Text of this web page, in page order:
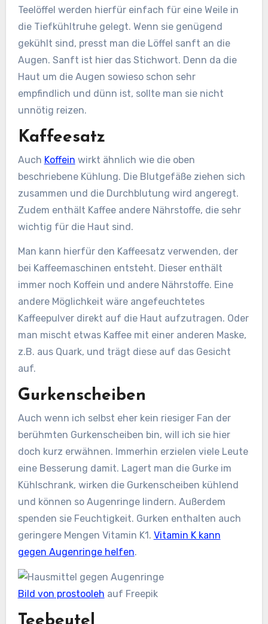
Teelöffel werden hierfür einfach für eine Weile in
die Tiefkühltruhe gelegt. Wenn sie genügend
gekühlt sind, presst man die Löffel sanft an die
Augen. Sanft ist hier das Stichwort. Denn da die
Haut um die Augen sowieso schon sehr
empfindlich und dünn ist, sollte man sie nicht
unnötig reizen.
Kaffeesatz
Auch Koffein wirkt ähnlich wie die oben
beschriebene Kühlung. Die Blutgefäße ziehen sich
zusammen und die Durchblutung wird angeregt.
Zudem enthält Kaffee andere Nährstoffe, die sehr
wichtig für die Haut sind.
Man kann hierfür den Kaffeesatz verwenden, der
bei Kaffeemaschinen entsteht. Dieser enthält
immer noch Koffein und andere Nährstoffe. Eine
andere Möglichkeit wäre angefeuchtetes
Kaffeepulver direkt auf die Haut aufzutragen. Oder
man mischt etwas Kaffee mit einer anderen Maske,
z.B. aus Quark, und trägt diese auf das Gesicht
auf.
Gurkenscheiben
Auch wenn ich selbst eher kein riesiger Fan der
berühmten Gurkenscheiben bin, will ich sie hier
doch kurz erwähnen. Immerhin erzielen viele Leute
eine Besserung damit. Lagert man die Gurke im
Kühlschrank, wirken die Gurkenscheiben kühlend
und können so Augenringe lindern. Außerdem
spenden sie Feuchtigkeit. Gurken enthalten auch
geringere Mengen Vitamin K1. Vitamin K kann
gegen Augenringe helfen.
Bild von prostooleh auf Freepik